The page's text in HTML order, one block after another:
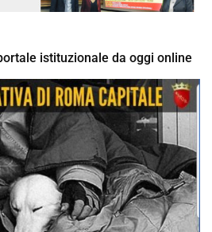
istituzionale da oggi online